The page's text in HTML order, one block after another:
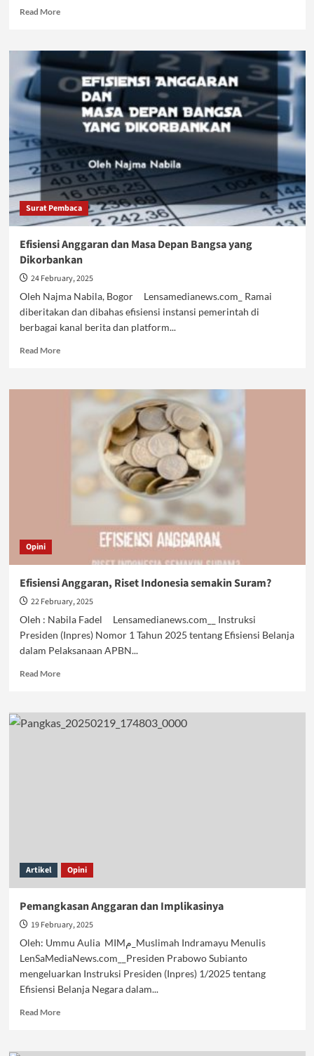
Read MoreRead
Akibat
Efisiensi
Anggaran,
Rakyat
jadi
Korban
Surat Pembaca
Efisiensi Anggaran dan Masa Depan Bangsa yang
Dikorbankan
24 February, 2025
Oleh Najma Nabila, Bogor Lensamedianews.com_ Ramai
diberitakan dan dibahas efisiensi instansi pemerintah di
berbagai kanal berita dan platform...
Read MoreRead
Efisiensi
Anggaran
Opini
Efisiensi Anggaran, Riset Indonesia semakin Suram?
22 February, 2025
Oleh : Nabila Fadel Lensamedianews.com__ Instruksi
Presiden (Inpres) Nomor 1 Tahun 2025 tentang Efisiensi Belanja
dalam Pelaksanaan APBN...
Read MoreRead
Efisiensi
Anggaran,
Artikel Opini
Pemangkasan Anggaran dan Implikasinya
19 February, 2025
Oleh: Ummu Aulia MIMم_Muslimah Indramayu Menulis
LenSaMediaNews.com__Presiden Prabowo Subianto
mengeluarkan Instruksi Presiden (Inpres) 1/2025 tentang
Efisiensi Belanja Negara dalam...
Read MoreRead
Pemangkasan